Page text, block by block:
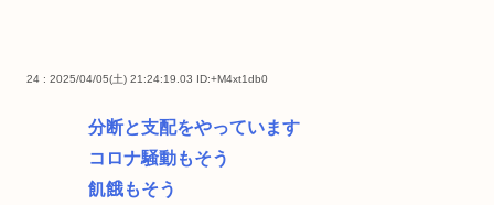
24 : 2025/04/05(土) 21:24:19.03 ID:+M4xt1db0
分断と支配をやっています
コロナ騒動もそう
飢餓もそう